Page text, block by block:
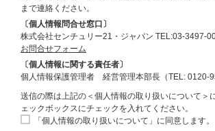
まで連絡ください。
〔個人情報問合せ窓口〕
株式会社センチュリー21・ジャパン TEL:03-3497-
お問合せフォーム
〔個人情報に関する責任者〕
個人情報保護管理者 経営管理本部長（TEL: 0120-
送信の際は上記の＜個人情報の取り扱いについて＞
ェックボックスにチェックを入れてください。
「個人情報の取り扱いについて」に同意します。